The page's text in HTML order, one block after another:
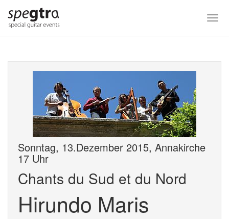
main
Sonntag, 13.Dezember 2015, Annakirche
17 Uhr
Chants du Sud et du Nord
Hirundo Maris